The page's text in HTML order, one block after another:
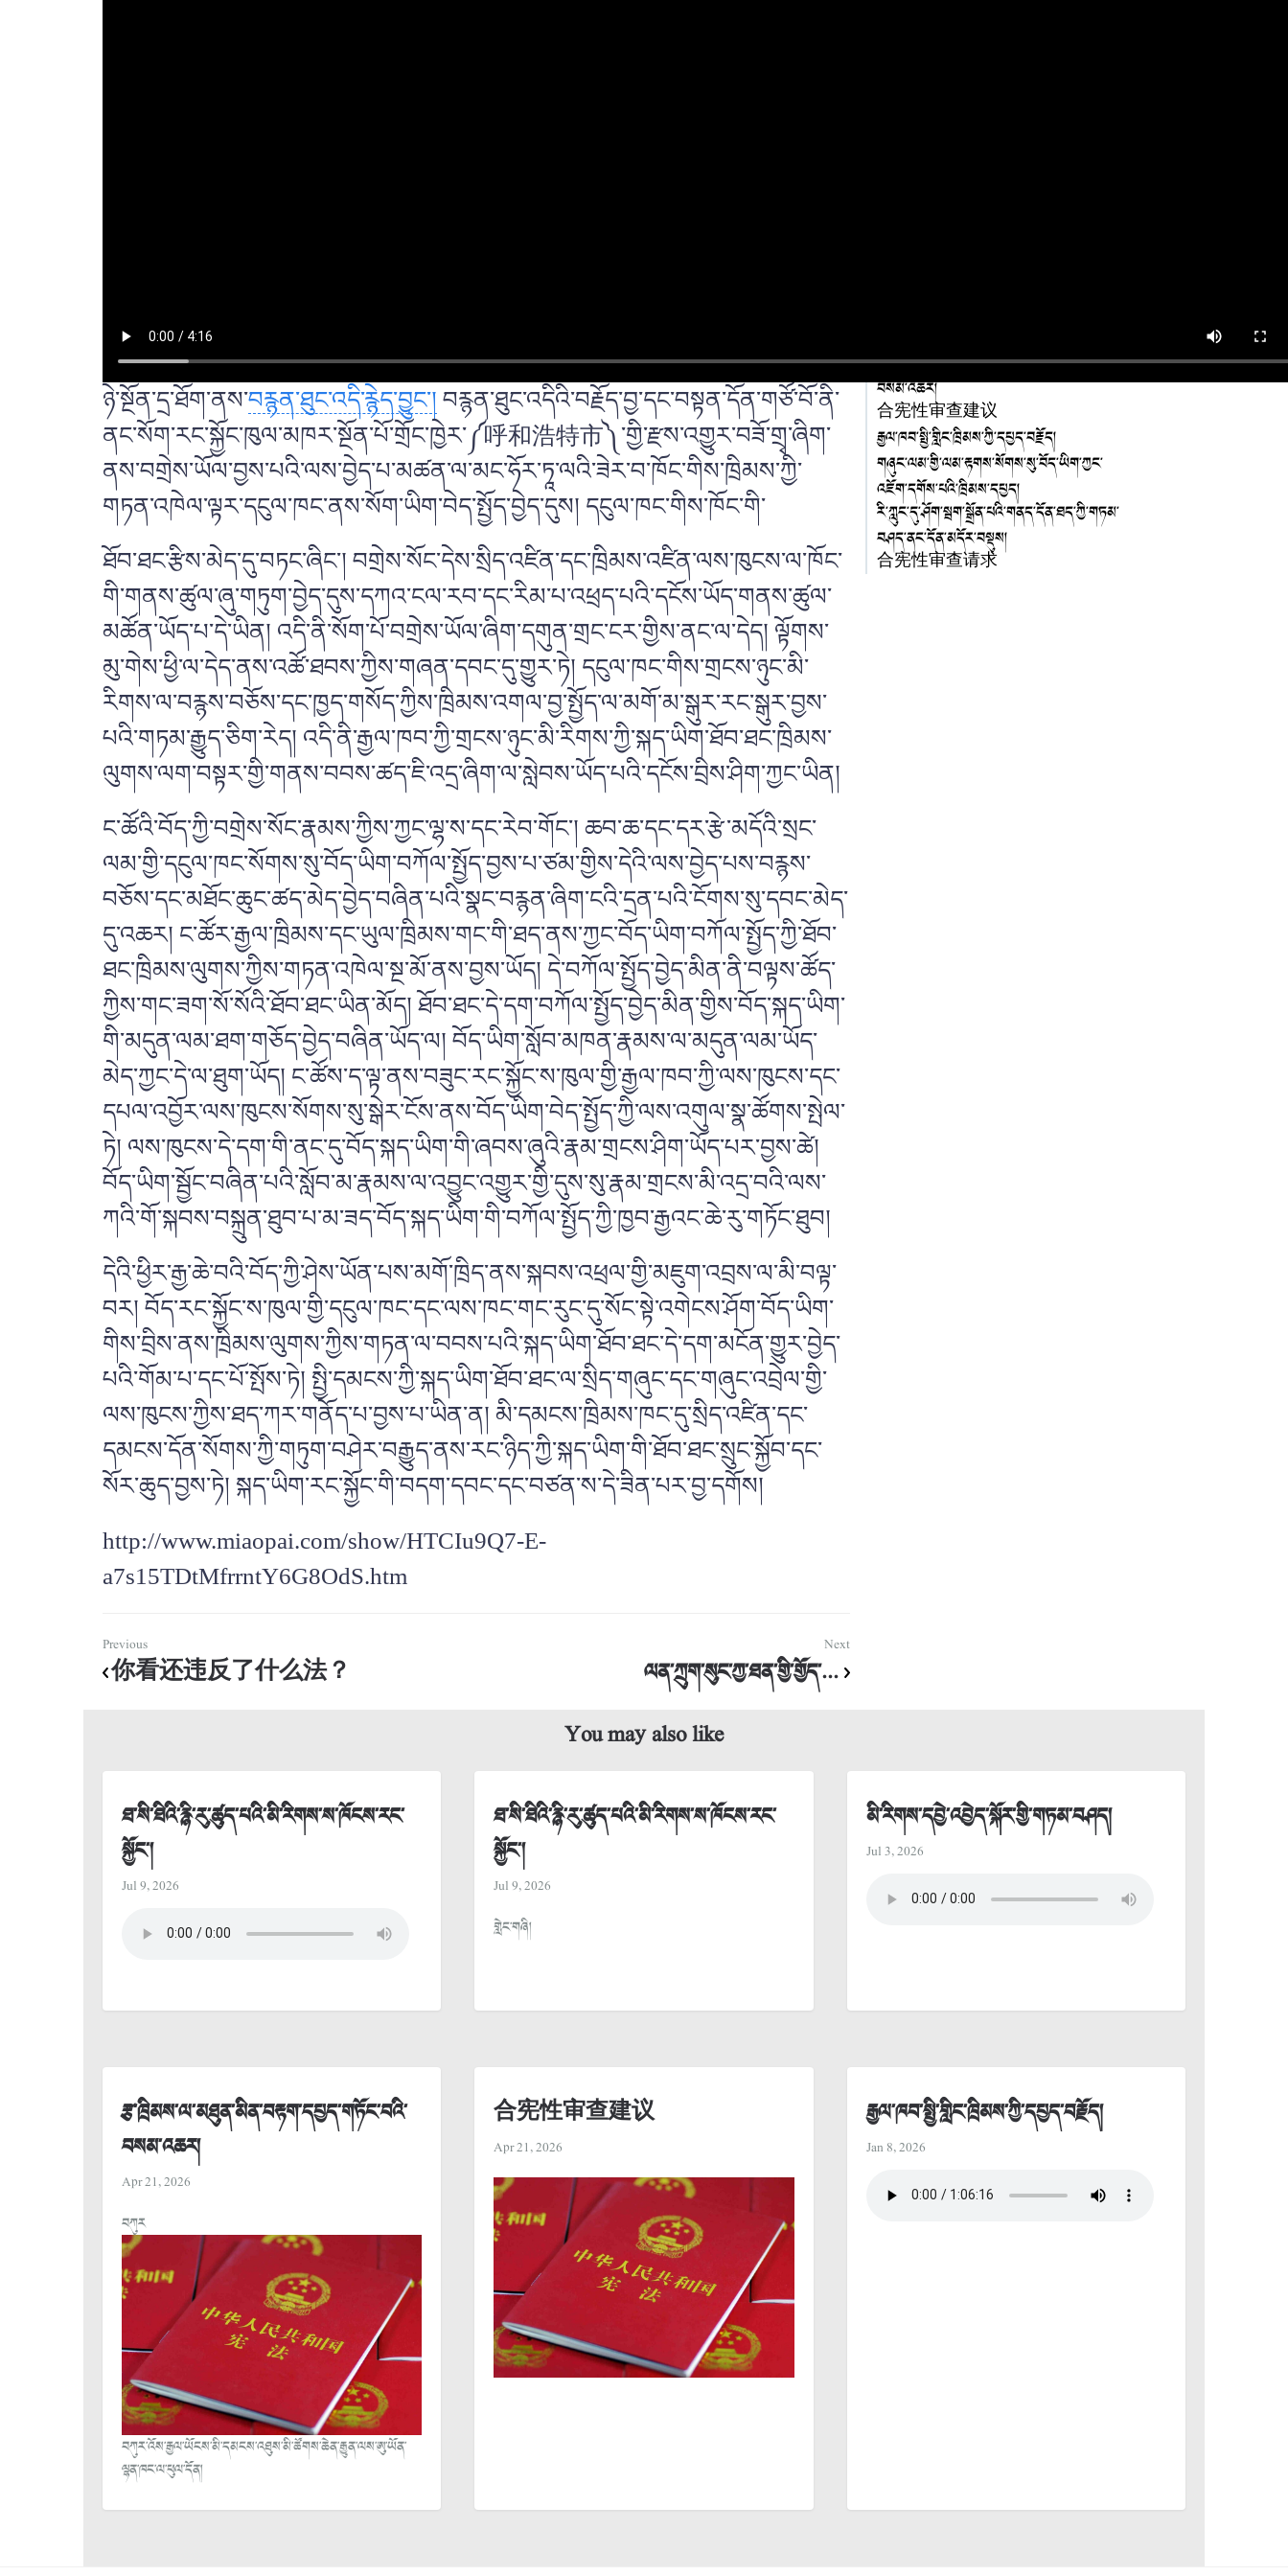
ཉེ་སྔོན་དྲ་ཐོག་ནས་བརྙན་ཐུང་འདི་རྙེད་བྱུང་། བརྙན་ཐུང་འདིའི་བརྗོད་བྱ་དང་བསྟན་དོན་གཙོ་བོ་ནི་
ནང་སོག་རང་སྐྱོང་ཁུལ་མཁར་སྔོན་པོ་གྲོང་ཁྱེར་༼呼和浩特市༽་གྱི་རྫས་འགྱུར་བཟོ་གྲྭ་ཞིག་
ནས་བགྲེས་ཡོལ་བྱས་པའི་ལས་བྱེད་པ་མཚན་ལ་མང་ཧོར་ཏཱ་ལའི་ཟེར་བ་ཁོང་གིས་ཁྲིམས་ཀྱི་
གཏན་འཁེལ་ལྟར་དངུལ་ཁང་ནས་སོག་ཡིག་བེད་སྤྱོད་བྱེད་དུས། དངུལ་ཁང་གིས་ཁོང་གི་
ཐོབ་ཐང་རྩིས་མེད་དུ་བཏང་ཞིང་། བགྲེས་སོང་དེས་སྲིད་འཛིན་དང་ཁྲིམས་འཛིན་ལས་ཁུངས་ལ་ཁོང་
གི་གནས་ཚུལ་ཞུ་གཏུག་བྱེད་དུས་དཀའ་ངལ་རབ་དང་རིམ་པ་འཕྲད་པའི་དངོས་ཡོད་གནས་ཚུལ་
མཚོན་ཡོད་པ་དེ་ཡིན། འདི་ནི་སོག་པོ་བགྲེས་ཡོལ་ཞིག་དགུན་གྲང་ངར་གྱིས་ནང་ལ་དེད། ལྟོགས་
མུ་གེས་ཕྱི་ལ་དེད་ནས་འཚོ་ཐབས་ཀྱིས་གཞན་དབང་དུ་གྱུར་ཏེ། དངུལ་ཁང་གིས་གྲངས་ཉུང་མི་
རིགས་ལ་བརྙས་བཅོས་དང་ཁྱད་གསོད་ཀྱིས་ཁྲིམས་འགལ་བྱ་སྤྱོད་ལ་མགོ་མ་སྒུར་རང་སྒུར་བྱས་
པའི་གཏམ་རྒྱུད་ཅིག་རེད། འདི་ནི་རྒྱལ་ཁབ་ཀྱི་གྲངས་ཉུང་མི་རིགས་ཀྱི་སྐད་ཡིག་ཐོབ་ཐང་ཁྲིམས་
ལུགས་ལག་བསྟར་གྱི་གནས་བབས་ཚད་ཇི་འདྲ་ཞིག་ལ་སླེབས་ཡོད་པའི་དངོས་བྲིས་ཤིག་ཀྱང་ཡིན།
ང་ཚོའི་བོད་ཀྱི་བགྲེས་སོང་རྣམས་ཀྱིས་ཀྱང་ལྷ་ས་དང་རེབ་གོང་། ཆབ་ཆ་དང་དར་རྩེ་མདོའི་སྲང་
ལམ་གྱི་དངུལ་ཁང་སོགས་སུ་བོད་ཡིག་བཀོལ་སྤྱོད་བྱས་པ་ཙམ་གྱིས་དེའི་ལས་བྱེད་པས་བརྙས་
བཅོས་དང་མཐོང་ཆུང་ཚད་མེད་བྱེད་བཞིན་པའི་སྣང་བརྙན་ཞིག་ངའི་དྲན་པའི་ངོགས་སུ་དབང་མེད་
དུ་འཆར། ང་ཚོར་རྒྱལ་ཁྲིམས་དང་ཡུལ་ཁྲིམས་གང་གི་ཐད་ནས་ཀྱང་བོད་ཡིག་བཀོལ་སྤྱོད་ཀྱི་ཐོབ་
ཐང་ཁྲིམས་ལུགས་ཀྱིས་གཏན་འཁེལ་སྔ་མོ་ནས་བྱས་ཡོད། དེ་བཀོལ་སྤྱོད་བྱེད་མིན་ནི་བལྟས་ཚོད་
ཀྱིས་གང་ཟག་སོ་སོའི་ཐོབ་ཐང་ཡིན་མོད། ཐོབ་ཐང་དེ་དག་བཀོལ་སྤྱོད་བྱེད་མིན་གྱིས་བོད་སྐད་ཡིག་
གི་མདུན་ལམ་ཐག་གཅོད་བྱེད་བཞིན་ཡོད་ལ། བོད་ཡིག་སློབ་མཁན་རྣམས་ལ་མདུན་ལམ་ཡོད་
མེད་ཀྱང་དེ་ལ་ཐུག་ཡོད། ང་ཚོས་ད་ལྟ་ནས་བཟུང་རང་སྐྱོང་ས་ཁུལ་གྱི་རྒྱལ་ཁབ་ཀྱི་ལས་ཁུངས་དང་
དཔལ་འབྱོར་ལས་ཁུངས་སོགས་སུ་སྒེར་ངོས་ནས་བོད་ཡིག་བེད་སྤྱོད་ཀྱི་ལས་འགུལ་སྣ་ཚོགས་སྤེལ་
ཏེ། ལས་ཁུངས་དེ་དག་གི་ནང་དུ་བོད་སྐད་ཡིག་གི་ཞབས་ཞུའི་རྣམ་གྲངས་ཤིག་ཡོད་པར་བྱས་ཚེ།
བོད་ཡིག་སྦྱོང་བཞིན་པའི་སློབ་མ་རྣམས་ལ་འབྱུང་འགྱུར་གྱི་དུས་སུ་རྣམ་གྲངས་མི་འདྲ་བའི་ལས་
ཀའི་གོ་སྐབས་བསྐྲུན་ཐུབ་པ་མ་ཟད་བོད་སྐད་ཡིག་གི་བཀོལ་སྤྱོད་ཀྱི་ཁྱབ་རྒྱའང་ཆེ་རུ་གཏོང་ཐུབ།
དེའི་ཕྱིར་རྒྱ་ཆེ་བའི་བོད་ཀྱི་ཤེས་ཡོན་པས་མགོ་ཁྲིད་ནས་སྐབས་འཕྲལ་གྱི་མཇུག་འབྲས་ལ་མི་བལྟ་
བར། བོད་རང་སྐྱོང་ས་ཁུལ་གྱི་དངུལ་ཁང་དང་ལས་ཁང་གང་རུང་དུ་སོང་སྟེ་འགེངས་ཤོག་བོད་ཡིག་
གིས་བྲིས་ནས་ཁྲིམས་ལུགས་ཀྱིས་གཏན་ལ་བབས་པའི་སྐད་ཡིག་ཐོབ་ཐང་དེ་དག་མངོན་གྱུར་བྱེད་
པའི་གོམ་པ་དང་པོ་སྤོས་ཏེ། སྤྱི་དམངས་ཀྱི་སྐད་ཡིག་ཐོབ་ཐང་ལ་སྲིད་གཞུང་དང་གཞུང་འབྲེལ་གྱི་
ལས་ཁུངས་ཀྱིས་ཐད་ཀར་གནོད་པ་བྱས་པ་ཡིན་ན། མི་དམངས་ཁྲིམས་ཁང་དུ་སྲིད་འཛིན་དང་
དམངས་དོན་སོགས་ཀྱི་གཏུག་བཤེར་བརྒྱུད་ནས་རང་ཉིད་ཀྱི་སྐད་ཡིག་གི་ཐོབ་ཐང་སྲུང་སྐྱོབ་དང་
སོར་ཆུད་བྱས་ཏེ། སྐད་ཡིག་རང་སྐྱོང་གི་བདག་དབང་དང་བཙན་ས་དེ་ཟིན་པར་བྱ་དགོས།
http://www.miaopai.com/show/HTCIu9Q7-E-
a7s15TDtMfrrntY6G8OdS.htm
རྩ་ཁྲིམས་ལ་མཐུན་མིན་བརྟག་དཔྱད་གཏོང་བའི་
བསམ་འཆར།
合宪性审查建议
རྒྱལ་ཁབ་སྤྱི་གླིང་ཁྲིམས་ཀྱི་དཔྱད་བརྗོད།
གཞུང་ལམ་གྱི་ལམ་རྟགས་སོགས་སུ་བོད་ཡིག་ཀྱང་
འཇོག་དགོས་པའི་ཁྲིམས་དཔྱད།
རི་ཀླུང་དུ་ཤོག་སྦག་སྒྲོན་པའི་གནད་དོན་ཐད་ཀྱི་གཏམ་
བཤད་ནང་དོན་མདོར་བསྡུས།
合宪性审查请求
Previous
你看还违反了什么法？
Next
ལན་ཀྲུག་སུང་ཀྱ་ཐན་གྱི་གྱོད་...
You may also like
ཐ་སི་ཐིའི་རྙི་རུ་ཚུད་པའི་མི་རིགས་ས་ཁོངས་རང་
སྐྱོང་།
Jul 9, 2026
ཐ་སི་ཐིའི་རྙི་རུ་ཚུད་པའི་མི་རིགས་ས་ཁོངས་རང་
སྐྱོང་།
Jul 9, 2026
གླེང་གཞི།
མི་རིགས་དབྱེ་འབྱེད་སྐོར་གྱི་གཏམ་བཤད།
Jul 3, 2026
རྩ་ཁྲིམས་ལ་མཐུན་མིན་བརྟག་དཔྱད་གཏོང་བའི་
བསམ་འཆར།
Apr 21, 2026
བཀུར
བཀུར་འོས་རྒྱལ་ཡོངས་མི་དམངས་འཐུས་མི་ཚོགས་ཆེན་རྒྱུན་ལས་ཨུ་ཡོན་
ལྷན་ཁང་ལ་ཕུལ་དོན།
合宪性审查建议
Apr 21, 2026
རྒྱལ་ཁབ་སྤྱི་གླིང་ཁྲིམས་ཀྱི་དཔྱད་བརྗོད།
Jan 8, 2026